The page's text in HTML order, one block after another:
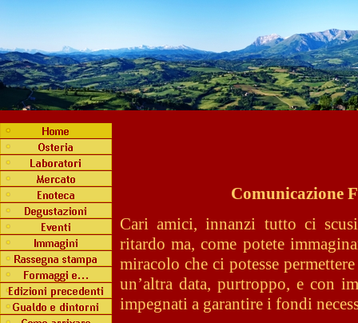
Comunicazione
Cari amici, innanzi tutto ci
ritardo ma, come potete
miracolo che ci potesse
un’altra data, purtroppo, e con
impegnati a garantire i fondi